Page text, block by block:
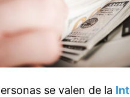
se valen de la